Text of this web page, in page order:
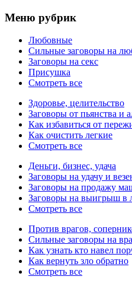
Меню рубрик
Любовные
Сильные заговоры на
Заговоры на секс
Присушка
Смотреть все
Здоровье, целительство
Заговоры от пьянства и
Как избавиться от
Как очистить легкие
Смотреть все
Деньги, бизнес, удача
Заговоры на удачу и
Заговоры на продажу
Заговоры на выигрыш в
Смотреть все
Против врагов,
Сильные заговоры на
Как узнать кто навел
Как вернуть зло обратно
Смотреть все